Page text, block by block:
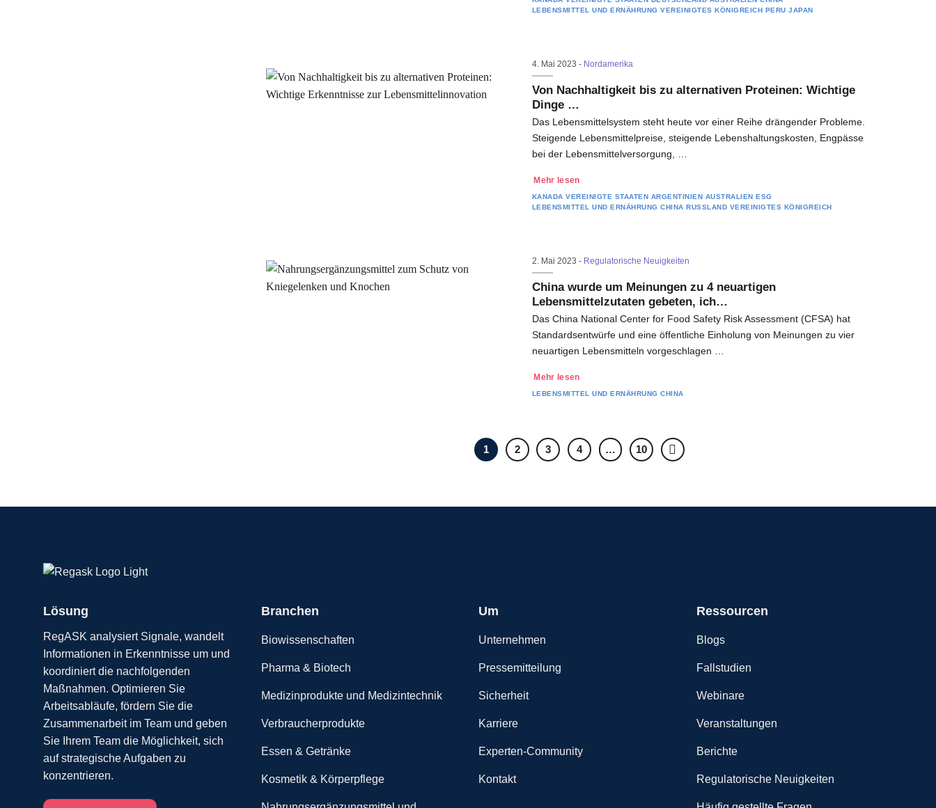
LEBENSMITTEL UND ERNÄHRUNG VEREINIGTES KÖNIGREICH PERU JAPAN
4. Mai 2023 - Nordamerika
Von Nachhaltigkeit bis zu alternativen Proteinen: Wichtige
Dinge …
Das Lebensmittelsystem steht heute vor einer Reihe drängender Probleme.
Steigende Lebensmittelpreise, steigende Lebenshaltungskosten, Engpässe
bei der Lebensmittelversorgung, …
Mehr lesen
KANADA VEREINIGTE STAATEN ARGENTINIEN AUSTRALIEN ESG
LEBENSMITTEL UND ERNÄHRUNG CHINA RUSSLAND VEREINIGTES KÖNIGREICH
2. Mai 2023 - Regulatorische Neuigkeiten
China wurde um Meinungen zu 4 neuartigen
Lebensmittelzutaten gebeten, ich…
Das China National Center for Food Safety Risk Assessment (CFSA) hat
Standardsentwürfe und eine öffentliche Einholung von Meinungen zu vier
neuartigen Lebensmitteln vorgeschlagen …
Mehr lesen
LEBENSMITTEL UND ERNÄHRUNG CHINA
1 2 3 4 … 10
Lösung
RegASK analysiert Signale, wandelt
Informationen in Erkenntnisse um und
koordiniert die nachfolgenden
Maßnahmen. Optimieren Sie
Arbeitsabläufe, fördern Sie die
Zusammenarbeit im Team und geben
Sie Ihrem Team die Möglichkeit, sich
auf strategische Aufgaben zu
konzentrieren.
Branchen
Biowissenschaften
Pharma & Biotech
Medizinprodukte und Medizintechnik
Verbraucherprodukte
Essen & Getränke
Kosmetik & Körperpflege
Um
Unternehmen
Pressemitteilung
Sicherheit
Karriere
Experten-Community
Kontakt
Ressourcen
Blogs
Fallstudien
Webinare
Veranstaltungen
Berichte
Regulatorische Neuigkeiten